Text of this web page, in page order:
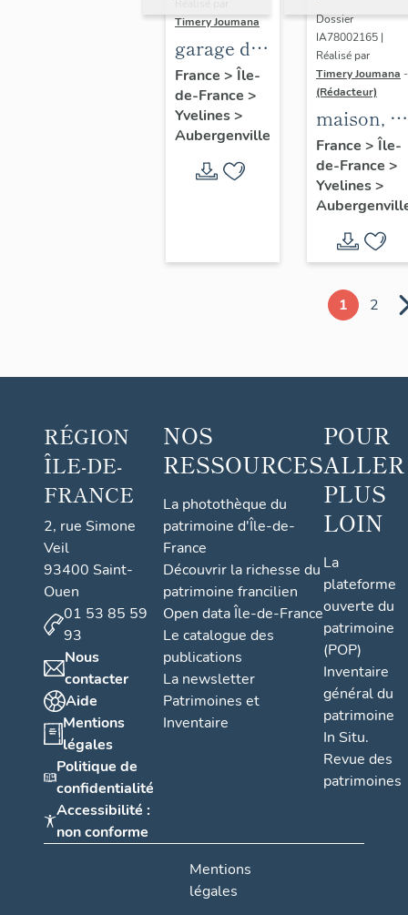
Timery Joumana
garage de
réparation
automobile
Saint-
Christophe
France > Île-
de-France >
Yvelines>
Aubergenville
Dossier
IA78002165 |
Réalisé par
Timery Joumana -
(Rédacteur)
maison, 1
avenue
Albert 1er
France > Île-
de-France >
Yvelines>
1 2
RÉGION
ÎLE-DE-
FRANCE
2, rue Simone
Veil
93400 Saint-
Ouen
01 53 85 59
93
Nous
contacter
Aide
Mentions
légales
Politique de
confidentialité
Accessibilité :
non conforme
NOS
RESSOURCES
La photothèque du
patrimoine d'Île-de-
France
Découvrir la richesse du
patrimoine francilien
Open data Île-de-France
Le catalogue des
publications
La newsletter
Patrimoines et
Inventaire
POUR
ALLER
PLUS
LOIN
La
plateforme
ouverte du
patrimoine
(POP)
Inventaire
général du
patrimoine
In Situ.
Revue des
patrimoines
Mentions
légales